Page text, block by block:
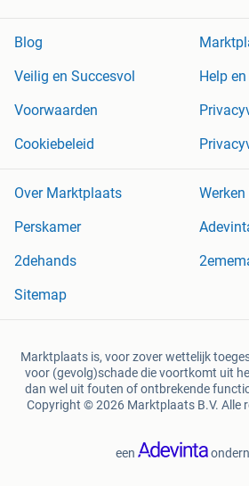
Blog
Veilig en Succesvol
Help
Voorwaarden
Cookiebeleid
Over Marktplaats
Werken
Perskamer
2dehands
Sitemap
Marktplaats is, voor zover wettelijk
voor (gevolg)schade die voortkomt uit
dan wel uit fouten of ontbrekende
Copyright © 2026 Marktplaats B.V. Alle
een